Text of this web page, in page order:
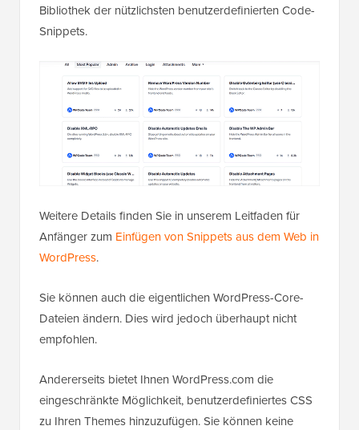
Bibliothek der nützlichsten benutzerdefinierten Code-
Snippets.
Weitere Details finden Sie in unserem Leitfaden für
Anfänger zum Einfügen von Snippets aus dem Web in
WordPress.
Sie können auch die eigentlichen WordPress-Core-
Dateien ändern. Dies wird jedoch überhaupt nicht
empfohlen.
Andererseits bietet Ihnen WordPress.com die
eingeschränkte Möglichkeit, benutzerdefiniertes CSS
zu Ihren Themes hinzuzufügen. Sie können keine